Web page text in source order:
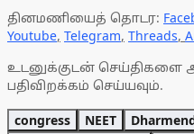
தினமணியைத் தொடர:
Youtube, Telegram, Threads,
உடனுக்குடன் செய்திகளை
பதிவிறக்கம் செய்யவும்.
congress NEET